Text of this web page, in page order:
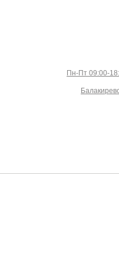
Пн-Пт 09:00-